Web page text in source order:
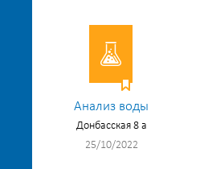
Анализ воды
Донбасская 8 а
25/10/2022